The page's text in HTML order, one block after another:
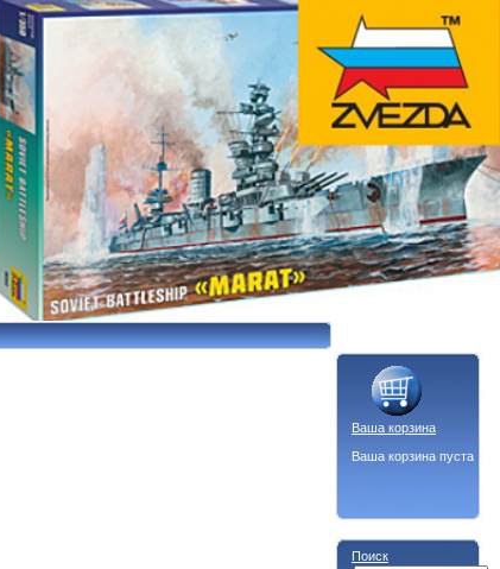
Ваша корзина
Ваша корзина пуста
Поиск